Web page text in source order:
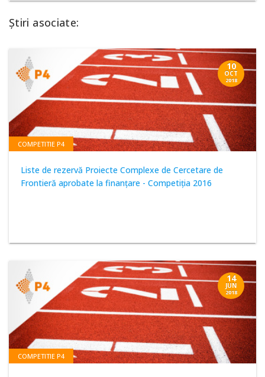
Știri asociate:
10
OCT
2018
COMPETITIE P4
Liste de rezervă Proiecte Complexe de Cercetare de
Frontieră aprobate la finanţare - Competiţia 2016
14
JUN
2018
COMPETITIE P4